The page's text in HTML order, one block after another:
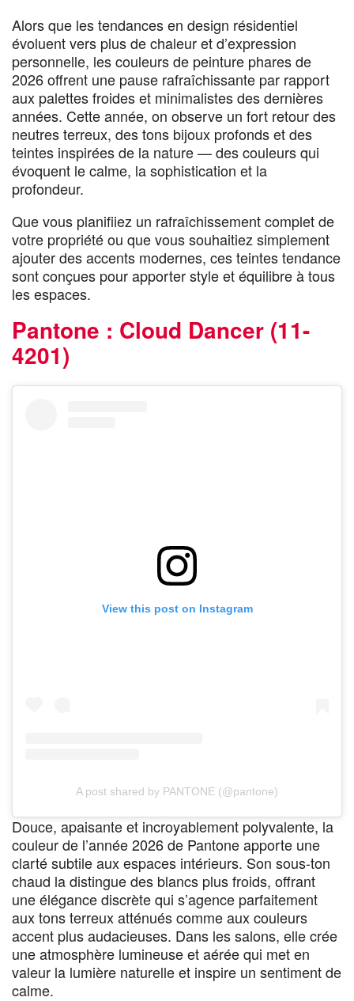
Alors que les tendances en design résidentiel
évoluent vers plus de chaleur et d’expression
personnelle, les couleurs de peinture phares de
2026 offrent une pause rafraîchissante par rapport
aux palettes froides et minimalistes des dernières
années. Cette année, on observe un fort retour des
neutres terreux, des tons bijoux profonds et des
teintes inspirées de la nature — des couleurs qui
évoquent le calme, la sophistication et la
profondeur.
Que vous planifiiez un rafraîchissement complet de
votre propriété ou que vous souhaitiez simplement
ajouter des accents modernes, ces teintes tendance
sont conçues pour apporter style et équilibre à tous
les espaces.
Pantone : Cloud Dancer (11-
4201)
View this post on Instagram
A post shared by PANTONE (@pantone)
Douce, apaisante et incroyablement polyvalente, la
couleur de l’année 2026 de Pantone apporte une
clarté subtile aux espaces intérieurs. Son sous-ton
chaud la distingue des blancs plus froids, offrant
une élégance discrète qui s’agence parfaitement
aux tons terreux atténués comme aux couleurs
accent plus audacieuses. Dans les salons, elle crée
une atmosphère lumineuse et aérée qui met en
valeur la lumière naturelle et inspire un sentiment de
calme.